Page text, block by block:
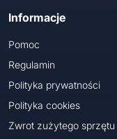
Informacje
Pomoc
Regulamin
Polityka prywatności
Polityka cookies
Zwrot zużytego sprzętu